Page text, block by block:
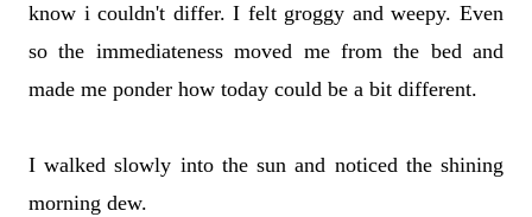
know i couldn't differ. I felt groggy and weepy. Even
so the immediateness moved me from the bed and
made me ponder how today could be a bit different.
I walked slowly into the sun and noticed the shining
morning dew.